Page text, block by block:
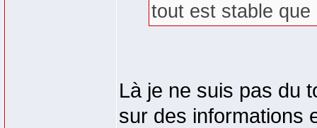
tout est stable que
Là je ne suis pas du
sur des informations